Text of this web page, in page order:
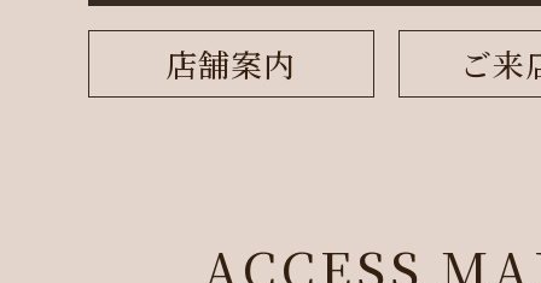
店舗案内 ご来
ACCESS